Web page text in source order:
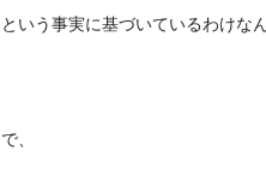
という事実に基づいているわけなん
で、